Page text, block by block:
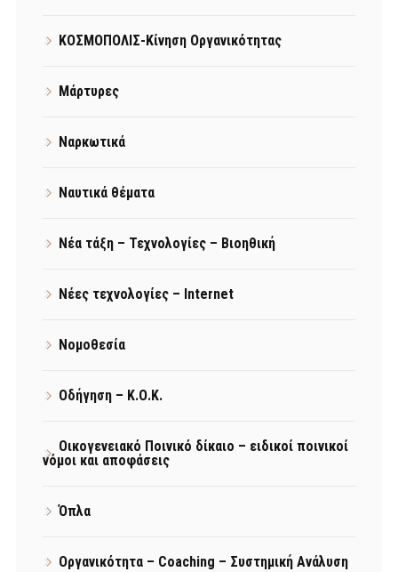
ΚΟΣΜΟΠΟΛΙΣ-Κίνηση Οργανικότητας
Μάρτυρες
Ναρκωτικά
Ναυτικά θέματα
Νέα τάξη – Τεχνολογίες – Βιοηθική
Νέες τεχνολογίες – Internet
Νομοθεσία
Οδήγηση – Κ.Ο.Κ.
Οικογενειακό Ποινικό δίκαιο – ειδικοί ποινικοί
νόμοι και αποφάσεις
Όπλα
Οργανικότητα – Coaching – Συστημική Ανάλυση